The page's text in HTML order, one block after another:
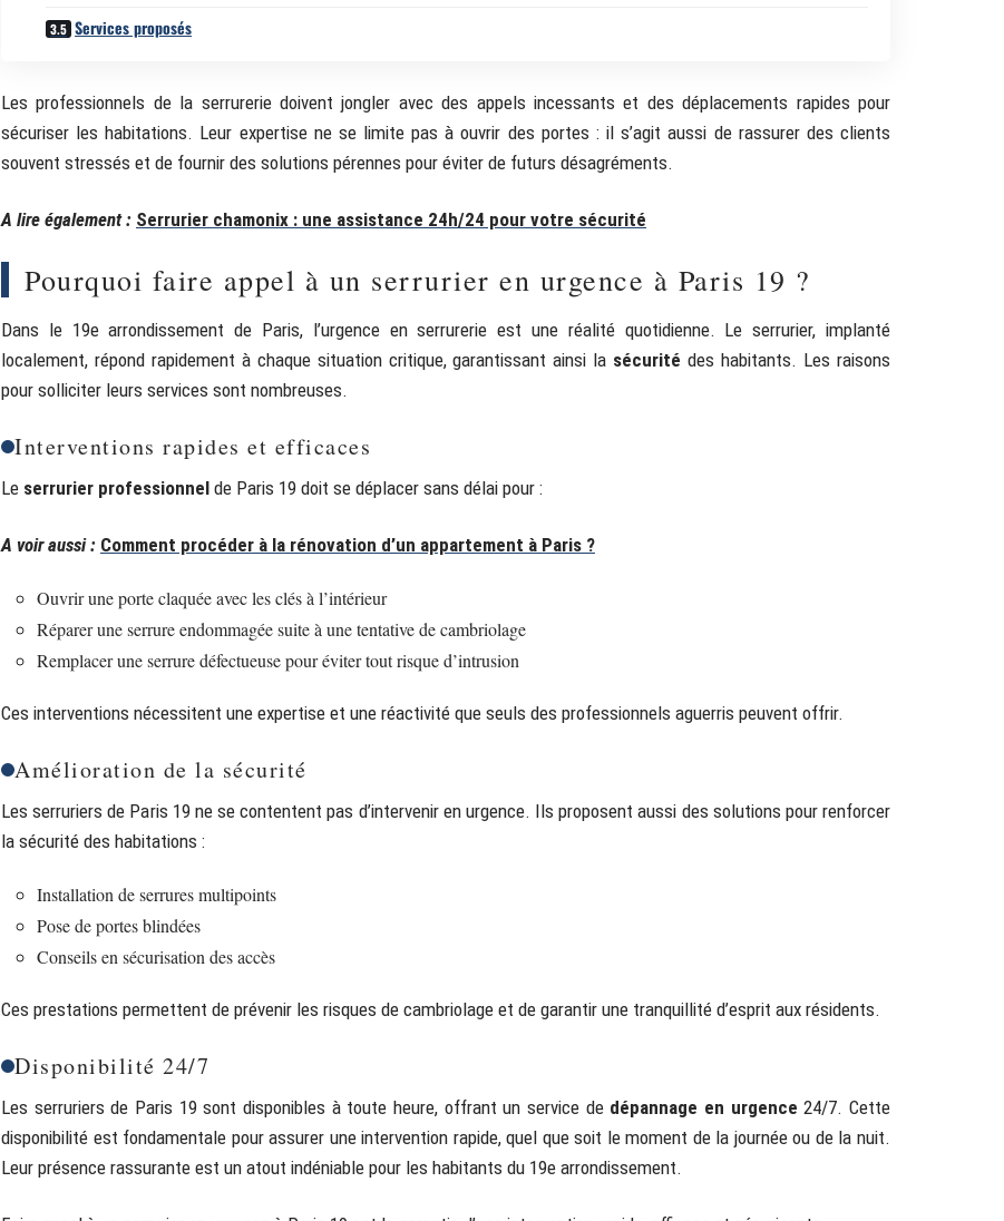
Services proposés
Les professionnels de la serrurerie doivent jongler avec des appels incessants et des déplacements rapides pour
sécuriser les habitations. Leur expertise ne se limite pas à ouvrir des portes : il s’agit aussi de rassurer des clients
souvent stressés et de fournir des solutions pérennes pour éviter de futurs désagréments.
A lire également : Serrurier chamonix : une assistance 24h/24 pour votre sécurité
Pourquoi faire appel à un serrurier en urgence à Paris 19 ?
Dans le 19e arrondissement de Paris, l’urgence en serrurerie est une réalité quotidienne. Le serrurier, implanté
localement, répond rapidement à chaque situation critique, garantissant ainsi la sécurité des habitants. Les raisons
pour solliciter leurs services sont nombreuses.
Interventions rapides et efficaces
Le serrurier professionnel de Paris 19 doit se déplacer sans délai pour :
A voir aussi : Comment procéder à la rénovation d’un appartement à Paris ?
Ouvrir une porte claquée avec les clés à l’intérieur
Réparer une serrure endommagée suite à une tentative de cambriolage
Remplacer une serrure défectueuse pour éviter tout risque d’intrusion
Ces interventions nécessitent une expertise et une réactivité que seuls des professionnels aguerris peuvent offrir.
Amélioration de la sécurité
Les serruriers de Paris 19 ne se contentent pas d’intervenir en urgence. Ils proposent aussi des solutions pour renforcer
la sécurité des habitations :
Installation de serrures multipoints
Pose de portes blindées
Conseils en sécurisation des accès
Ces prestations permettent de prévenir les risques de cambriolage et de garantir une tranquillité d’esprit aux résidents.
Disponibilité 24/7
Les serruriers de Paris 19 sont disponibles à toute heure, offrant un service de dépannage en urgence 24/7. Cette
disponibilité est fondamentale pour assurer une intervention rapide, quel que soit le moment de la journée ou de la nuit.
Leur présence rassurante est un atout indéniable pour les habitants du 19e arrondissement.